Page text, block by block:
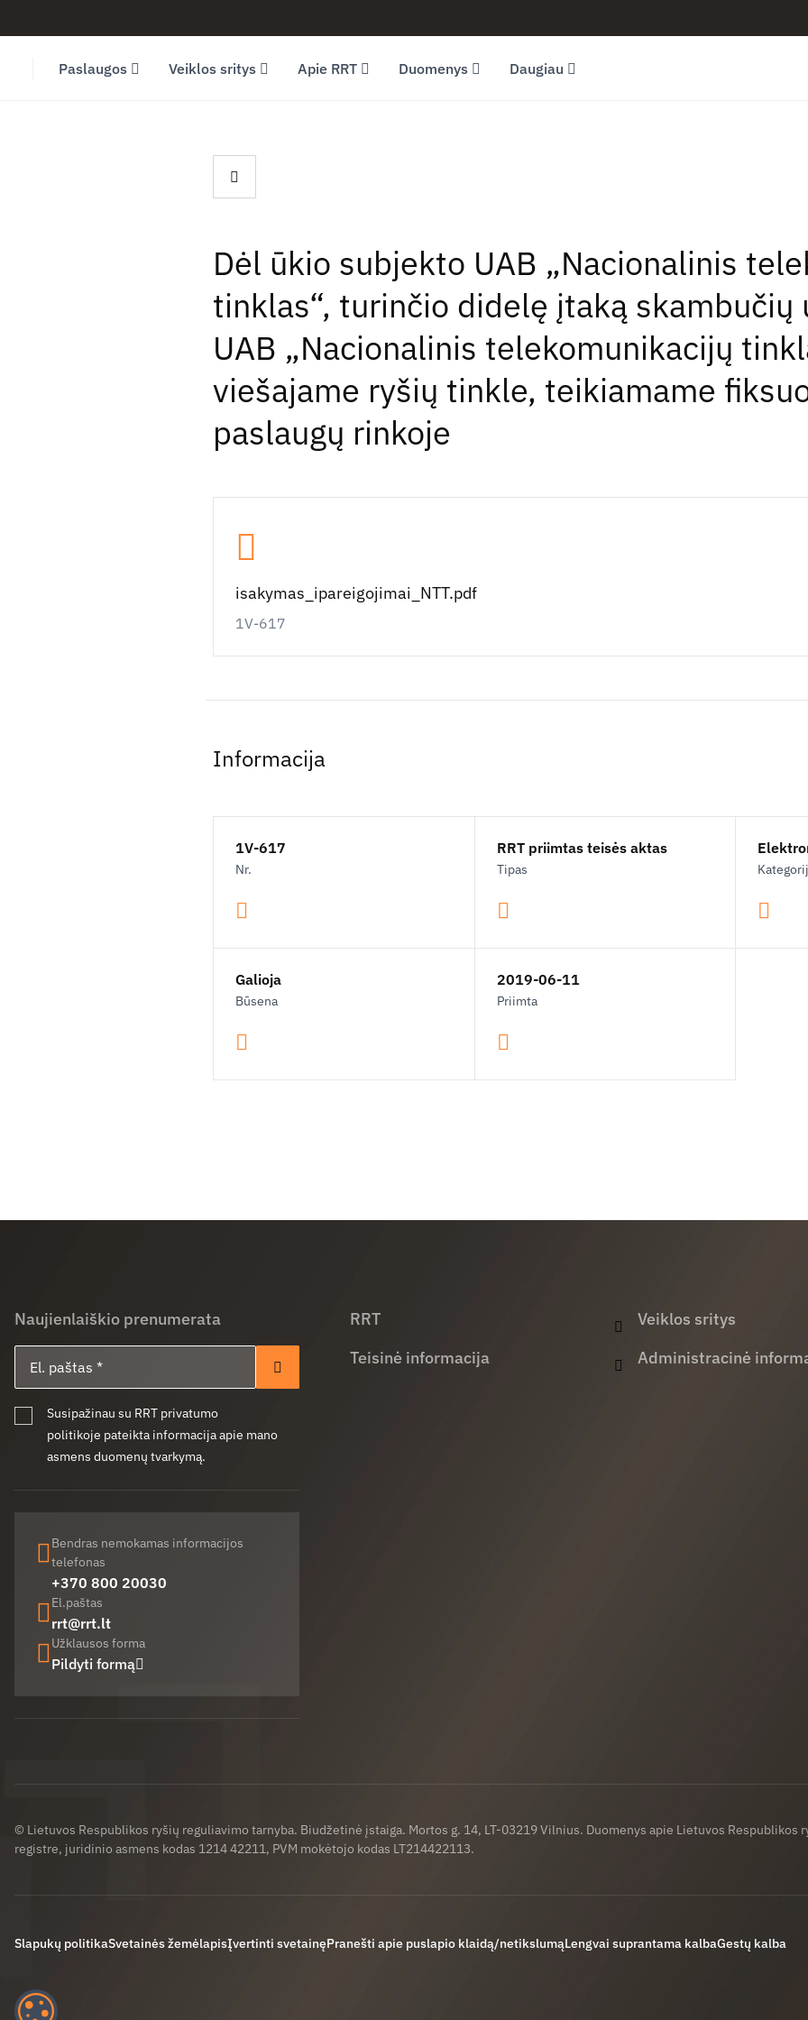
Paslaugos Veiklos sritys Apie RRT Duomenys Daugiau
Dėl ūkio subjekto UAB „Nacionalinis
tinklas“, turinčio didelę įtaką skambučių
UAB „Nacionalinis telekomunikacijų
viešajame ryšių tinkle, teikiamame
paslaugų rinkoje
isakymas_ipareigojimai_NTT.pdf
1V-617
Informacija
1V-617
Nr.
RRT priimtas teisės aktas
Tipas
Galioja
Būsena
2019-06-11
Priimta
Naujienlaiškio prenumerata
Prenumeruoti
Susipažinau su RRT privatumo
politikoje pateikta informacija apie mano
asmens duomenų tvarkymą.
Bendras nemokamas informacijos
telefonas
+370 800 20030
El.paštas
rrt@rrt.lt
Užklausos forma
Pildyti formą
RRT
Teisinė informacija
Veiklos sritys
Administracinė
© Lietuvos Respublikos ryšių reguliavimo tarnyba. Biudžetinė įstaiga. Mortos g. 14, LT-03219 Vilnius. Duomenys apie Lietuvos
registre, juridinio asmens kodas 1214 42211, PVM mokėtojo kodas LT214422113.
Slapukų politikaSvetainės žemėlapisĮvertinti svetainęPranešti apie puslapio klaidą/netikslumąLengvai suprantama kalbaGestų kalba